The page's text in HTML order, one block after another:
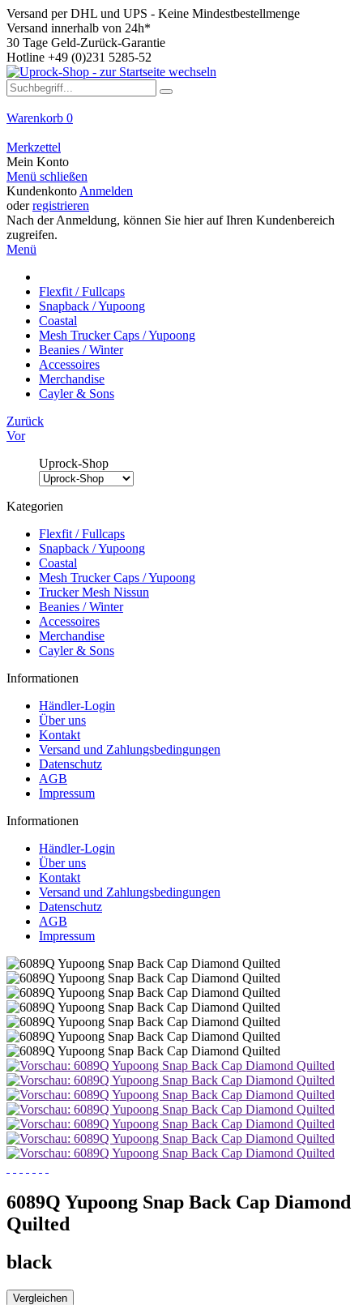
Versand per DHL und UPS - Keine Mindestbestellmenge
Versand innerhalb von 24h*
30 Tage Geld-Zurück-Garantie
Hotline +49 (0)231 5285-52
Warenkorb 0
Merkzettel
Mein Konto
Menü schließen
Kundenkonto Anmelden
oderregistrieren
Nach der Anmeldung, können Sie hier auf Ihren Kundenbereich
zugreifen.
Menü
Flexfit / Fullcaps
Snapback / Yupoong
Coastal
Mesh Trucker Caps / Yupoong
Beanies / Winter
Accessoires
Merchandise
Cayler & Sons
Zurück
Vor
Uprock-Shop
Kategorien
Flexfit / Fullcaps
Snapback / Yupoong
Coastal
Mesh Trucker Caps / Yupoong
Trucker Mesh Nissun
Beanies / Winter
Accessoires
Merchandise
Cayler & Sons
Informationen
Händler-Login
Über uns
Kontakt
Versand und Zahlungsbedingungen
Datenschutz
AGB
Impressum
Informationen
Händler-Login
Über uns
Kontakt
Versand und Zahlungsbedingungen
Datenschutz
AGB
Impressum
6089Q Yupoong Snap Back Cap Diamond
Quilted
black
Vergleichen